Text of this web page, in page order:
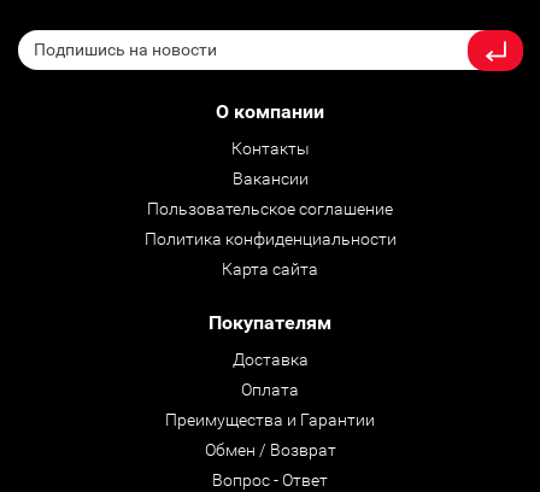
О компании
Контакты
Вакансии
Пользовательское соглашение
Политика конфиденциальности
Карта сайта
Покупателям
Доставка
Оплата
Преимущества и Гарантии
Обмен / Возврат
Вопрос - Ответ